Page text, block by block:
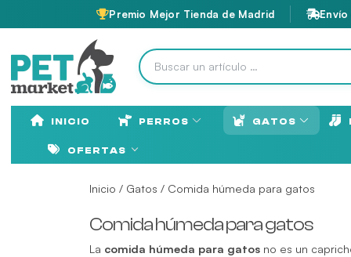
Premio Mejor Tienda de Madrid
INICIO PERROS GATOS
OFERTAS
Inicio / Gatos / Comida húmeda para gatos
Comida húmeda para gatos
La comida húmeda para gatos no es un